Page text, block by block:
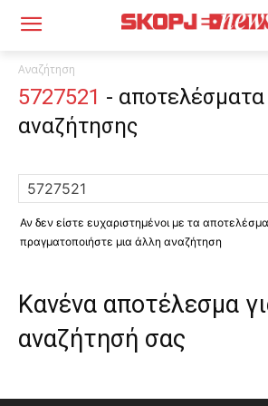
Αναζήτηση
5727521 - αποτελέσματα
αναζήτησης
Αν δεν είστε ευχαριστημένοι με τα
πραγματοποιήστε μια άλλη αναζήτηση
Κανένα αποτέλεσμα
αναζήτησή σας